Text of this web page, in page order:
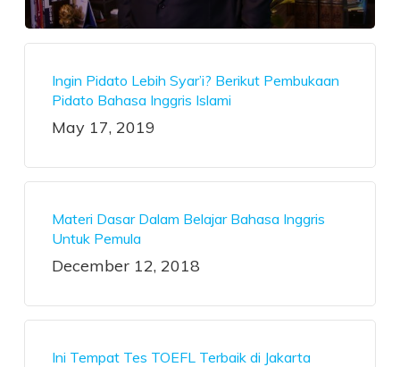
Ingin Pidato Lebih Syar’i? Berikut Pembukaan
Pidato Bahasa Inggris Islami
May 17, 2019
Materi Dasar Dalam Belajar Bahasa Inggris
Untuk Pemula
December 12, 2018
Ini Tempat Tes TOEFL Terbaik di Jakarta